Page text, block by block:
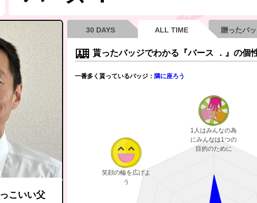
こいい父
30 DAYS ALL TIME 贈ったバ
貰ったバッジでわかる『バース ．』の個
一番多く貰っているバッジ： 隣に座ろう
1人はみんなの為
にみんなは1つの
目的のために
笑顔の輪を広げよ
う